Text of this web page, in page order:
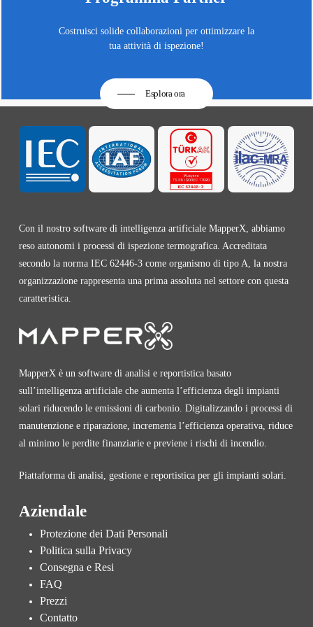
Costruisci solide collaborazioni per ottimizzare la
tua attività di ispezione!
Esplora ora
Con il nostro software di intelligenza artificiale MapperX, abbiamo
reso autonomi i processi di ispezione termografica. Accreditata
secondo la norma IEC 62446-3 come organismo di tipo A, la nostra
organizzazione rappresenta una prima assoluta nel settore con questa
caratteristica.
MapperX è un software di analisi e reportistica basato
sull’intelligenza artificiale che aumenta l’efficienza degli impianti
solari riducendo le emissioni di carbonio. Digitalizzando i processi di
manutenzione e riparazione, incrementa l’efficienza operativa, riduce
al minimo le perdite finanziarie e previene i rischi di incendio.
Piattaforma di analisi, gestione e reportistica per gli impianti solari.
Aziendale
Protezione dei Dati Personali
Politica sulla Privacy
Consegna e Resi
FAQ
Prezzi
Contatto